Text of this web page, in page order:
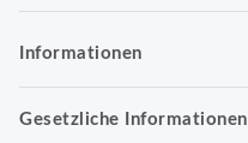
Informationen
Gesetzliche Informationen